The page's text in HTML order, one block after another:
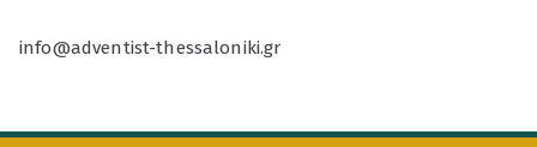
info@adventist-thessaloniki.gr